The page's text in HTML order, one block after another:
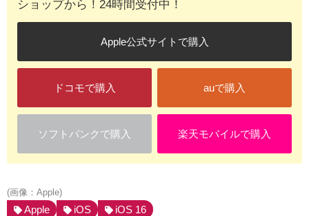
ショップから！24時間受付中！
Apple公式サイトで購入
ドコモで購入 auで購入
ソフトバンクで購入 楽天モバイルで購入
(画像：Apple)
Apple iOS iOS 16